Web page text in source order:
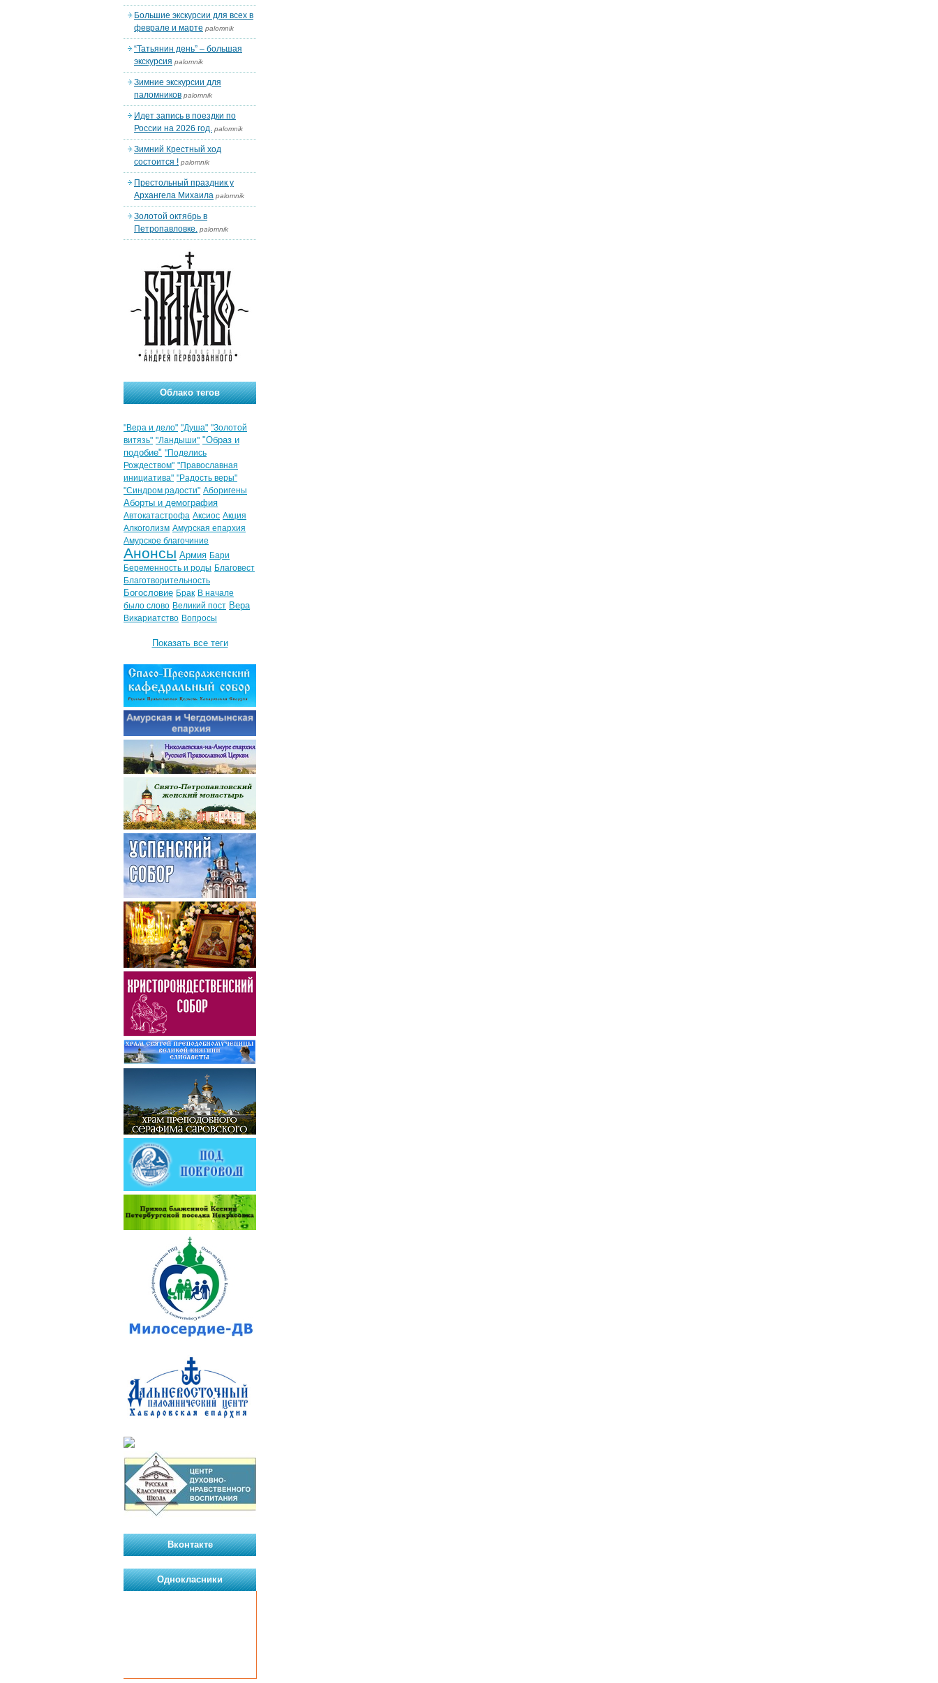
Большие экскурсии для всех в
феврале и марте palomnik
“Татьянин день” – большая
экскурсия palomnik
Зимние экскурсии для
паломников palomnik
Идет запись в поездки по
России на 2026 год. palomnik
Зимний Крестный ход
состоится ! palomnik
Престольный праздник у
Архангела Михаила palomnik
Золотой октябрь в
Петропавловке. palomnik
Облако тегов
"Вера и дело" "Душа" "Золотой
витязь" "Ландыши" "Образ и
подобие" "Поделись
Рождеством" "Православная
инициатива" "Радость веры"
"Синдром радости" Аборигены
Аборты и демография
Автокатастрофа Аксиос Акция
Алкоголизм Амурская епархия
Амурское благочиние
Анонсы Армия Бари
Беременность и роды Благовест
Благотворительность
Богословие Брак В начале
было слово Великий пост Вера
Викариатство Вопросы
Показать все теги
Вконтакте
Однокласники